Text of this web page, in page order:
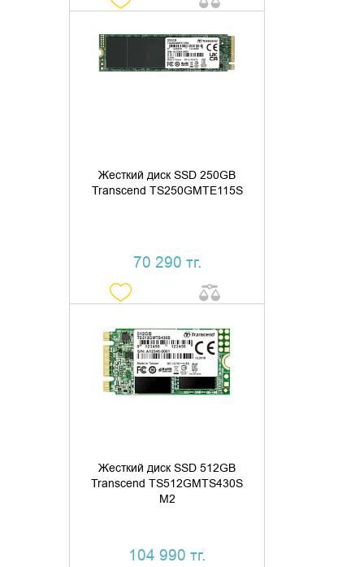
Жесткий диск SSD 250GB
Transcend TS250GMTE115S
70 290 тг.
ДОБАВИТЬ В КОРЗИНУ
Жесткий диск SSD 512GB
Transcend TS512GMTS430S
M2
104 990 тг.
ДОБАВИТЬ В КОРЗИНУ
КУПИТЬ В 1 КЛИК